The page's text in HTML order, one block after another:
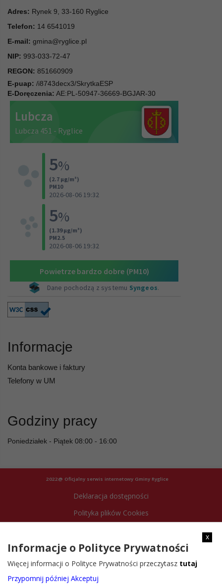
Adres: Rynek 9, 33-160 Ryglice
Telefon: 14 6541019
E-mail: gmina@ryglice.pl
NIP: 993-033-72-47
REGON: 851660909
E-puap: /i8743decx3/SkrytkaESP
E-Doręczenia: AE:PL-50947-36669-BGJAR-30
Informacje
Konta bankowe i faktury
Telefony w UM
Godziny pracy
Poniedziałek - Piątek 08:00 - 16:00
2022@ Oficjalny serwis internetowy Gminy Ryglice
Deklaracja dostępności
Polityka plików Cookies
x
Informacje o Polityce Prywatności
Więcej informacji o Polityce Prywatności przeczytasz tutaj
Przypomnij później Akceptuj